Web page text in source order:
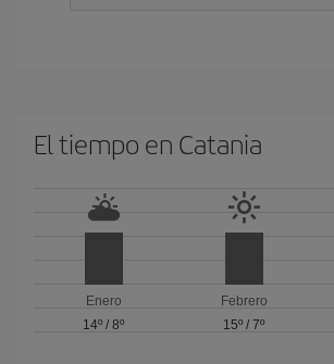
El tiempo en Catania
Enero
14º /8º
Febrero
15º / 7º